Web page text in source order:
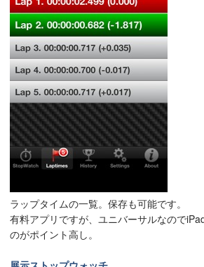
ラップタイムの一覧。保存も可能です。
有料アプリですが、ユニバーサルなので
のがポイント高し。